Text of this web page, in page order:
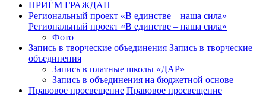
ПРИЁМ ГРАЖДАН
Региональный проект «В единстве – наша сила»
Региональный проект «В единстве – наша сила»
Фото
Запись в творческие объединения Запись в творческие
объединения
Запись в платные школы «ДАР»
Запись в объединения на бюджетной основе
Правовое просвещение Правовое просвещение